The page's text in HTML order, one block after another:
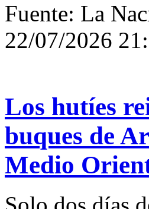
Fuente: La
22/07/2026
Los hutíes
buques de
Medio